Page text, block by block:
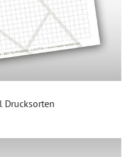
Drucksorten